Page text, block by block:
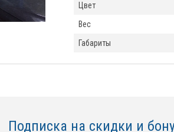
Цвет
Вес
Габариты
Подписка на скидки и